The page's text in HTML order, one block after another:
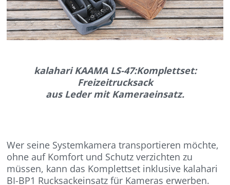
kalahari KAAMA LS-47:Komplettset:
Freizeitrucksack
aus Leder mit Kameraeinsatz.
Wer seine Systemkamera transportieren möchte,
ohne auf Komfort und Schutz verzichten zu
müssen, kann das Komplettset inklusive kalahari
BI-BP1 Rucksackeinsatz für Kameras erwerben.